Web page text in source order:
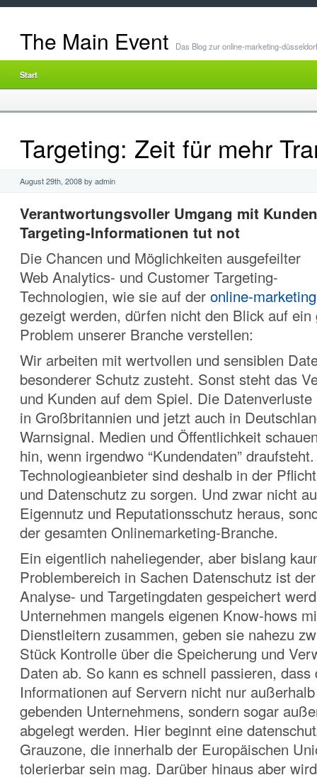
The Main Event Das Blog zur online-marketing-düsseldorf
Start
Targeting: Zeit für mehr
August 29th, 2008 by admin
Verantwortungsvoller Umgang mit
Targeting-Informationen tut not
Die Chancen und Möglichkeiten ausgefeilter
Web Analytics- und Customer Targeting-
Technologien, wie sie auf der online-
gezeigt werden, dürfen nicht den Blick auf ein
Problem unserer Branche verstellen:
Wir arbeiten mit wertvollen und sensiblen
besonderer Schutz zusteht. Sonst steht das
und Kunden auf dem Spiel. Die
in Großbritannien und jetzt auch in
Warnsignal. Medien und Öffentlichkeit
hin, wenn irgendwo “Kundendaten”
Technologieanbieter sind deshalb in der
und Datenschutz zu sorgen. Und zwar nicht
Eigennutz und Reputationsschutz heraus,
der gesamten Onlinemarketing-Branche.
Ein eigentlich naheliegender, aber bislang
Problembereich in Sachen Datenschutz ist
Analyse- und Targetingdaten gespeichert
Unternehmen mangels eigenen Know-hows
Dienstleitern zusammen, geben sie nahezu
Stück Kontrolle über die Speicherung und
Daten ab. So kann es schnell passieren, dass
Informationen auf Servern nicht nur
gebenden Unternehmens, sondern sogar
abgelegt werden. Hier beginnt eine
Grauzone, die innerhalb der Europäischen
tolerierbar sein mag. Darüber hinaus aber